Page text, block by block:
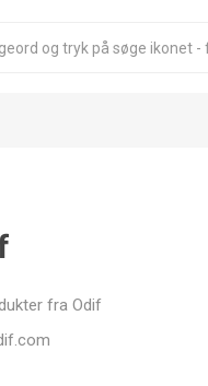
fra Odif